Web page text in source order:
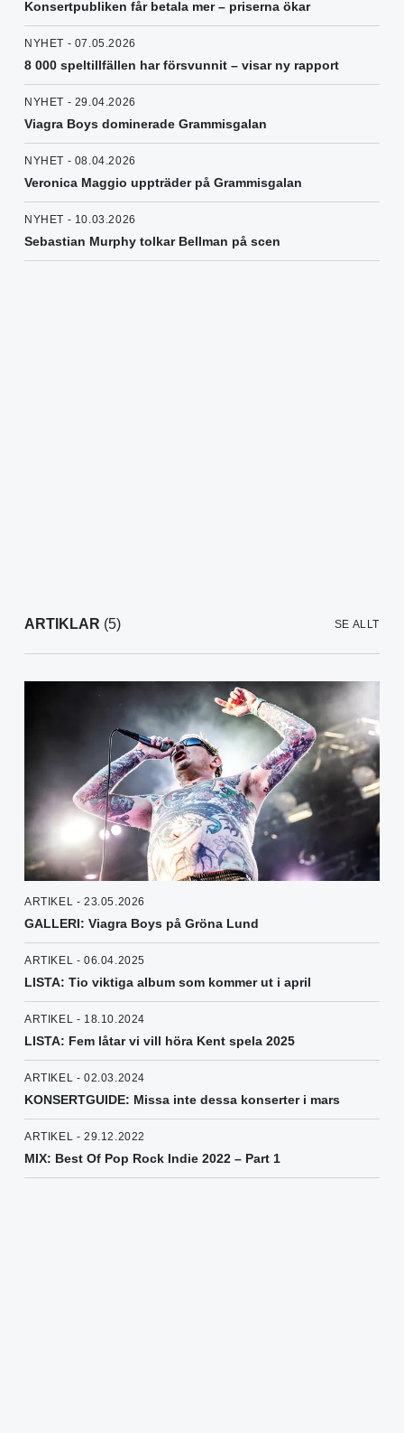
Konsertpubliken får betala mer – priserna ökar
NYHET - 07.05.2026
8 000 speltillfällen har försvunnit – visar ny rapport
NYHET - 29.04.2026
Viagra Boys dominerade Grammisgalan
NYHET - 08.04.2026
Veronica Maggio uppträder på Grammisgalan
NYHET - 10.03.2026
Sebastian Murphy tolkar Bellman på scen
ARTIKLAR (5) SE ALLT
ARTIKEL - 23.05.2026
GALLERI: Viagra Boys på Gröna Lund
ARTIKEL - 06.04.2025
LISTA: Tio viktiga album som kommer ut i april
ARTIKEL - 18.10.2024
LISTA: Fem låtar vi vill höra Kent spela 2025
ARTIKEL - 02.03.2024
KONSERTGUIDE: Missa inte dessa konserter i mars
ARTIKEL - 29.12.2022
MIX: Best Of Pop Rock Indie 2022 – Part 1